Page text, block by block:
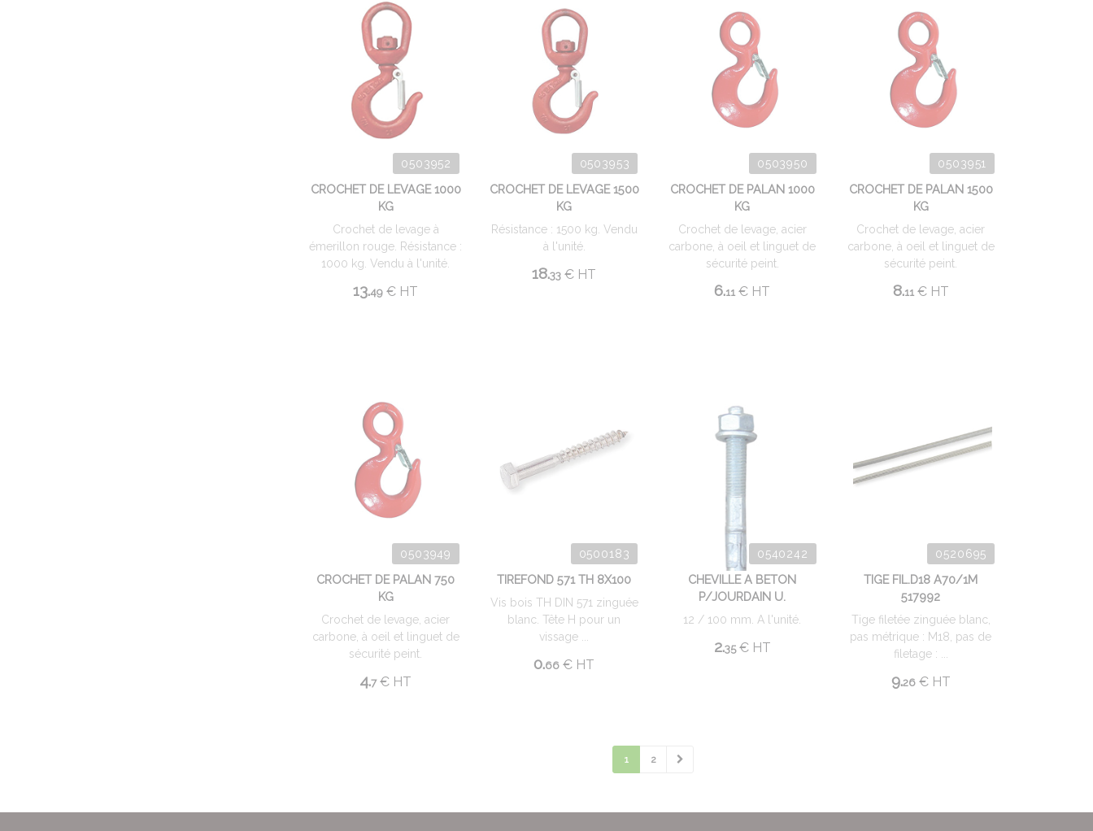
0503952
CROCHET DE LEVAGE 1000
KG
Crochet de levage à
émerillon rouge. Résistance :
1000 kg. Vendu à l'unité.
13.49 € HT
0503953
CROCHET DE LEVAGE 1500
KG
Résistance : 1500 kg. Vendu
à l'unité.
18.33 € HT
0503950
CROCHET DE PALAN 1000
KG
Crochet de levage, acier
carbone, à oeil et linguet de
sécurité peint.
6.11 € HT
0503951
CROCHET DE PALAN 1500
KG
Crochet de levage, acier
carbone, à oeil et linguet de
sécurité peint.
8.11 €HT
0503949
CROCHET DE PALAN 750
KG
Crochet de levage, acier
carbone, à oeil et linguet de
sécurité peint.
4.7 € HT
0500183
TIREFOND 571 TH 8X100
Vis bois TH DIN 571 zinguée
blanc. Tête H pour un
vissage ...
0.66 € HT
0540242
CHEVILLE A BETON
P/JOURDAIN U.
12 / 100 mm. A l'unité.
2.35 €HT
0520695
TIGE FIL.D18 A70/1M
517992
Tige filetée zinguée blanc,
pas métrique : M18, pas de
filetage : ...
9.26 €HT
1 2